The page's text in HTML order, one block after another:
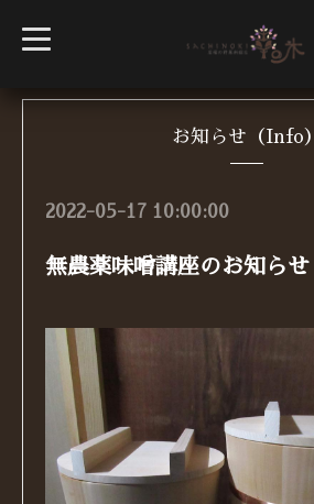
t
o
l
お知らせ（Info）
2022-05-17 10:00:00
無農薬味噌講座のお知らせ